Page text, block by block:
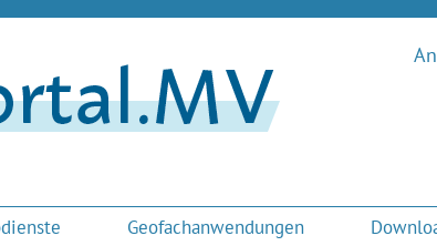
Geofachanwendungen